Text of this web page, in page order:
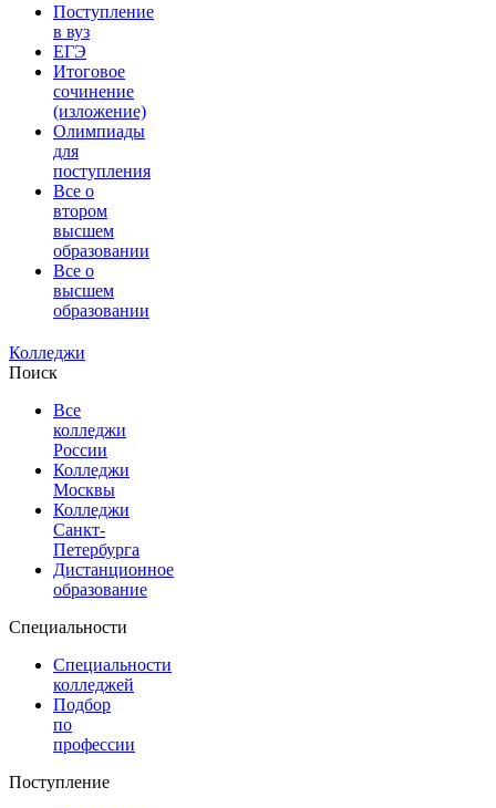
Поступление
в вуз
ЕГЭ
Итоговое
сочинение
(изложение)
Олимпиады
для
поступления
Все о
втором
высшем
образовании
Все о
высшем
образовании
Колледжи
Поиск
Все
колледжи
России
Колледжи
Москвы
Колледжи
Санкт-
Петербурга
Дистанционное
образование
Специальности
Специальности
колледжей
Подбор
по
профессии
Поступление